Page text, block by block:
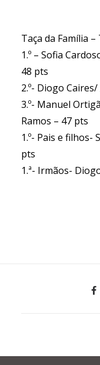
Taça da Família
1.º – Sofia
48 pts
2.º- Diogo
3.º- Manuel
Ramos – 47 pts
1.º- Pais e filhos-
pts
1.ª- Irmãos-